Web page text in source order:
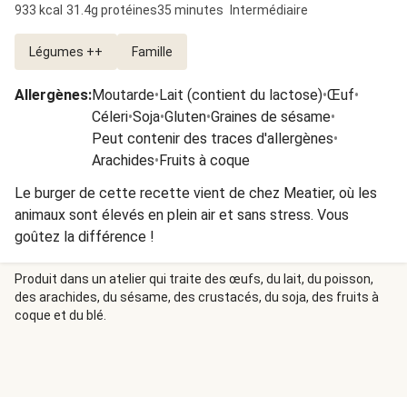
933 kcal 31.4g protéines35 minutes
Intermédiaire
Légumes ++ Famille
Allergènes:Moutarde•Lait (contient du lactose)•Œuf•
Céleri•Soja•Gluten•Graines de sésame•
Peut contenir des traces d'allergènes•
Arachides•Fruits à coque
Le burger de cette recette vient de chez Meatier, où les
animaux sont élevés en plein air et sans stress. Vous
goûtez la différence !
Produit dans un atelier qui traite des œufs, du lait, du poisson,
des arachides, du sésame, des crustacés, du soja, des fruits à
coque et du blé.